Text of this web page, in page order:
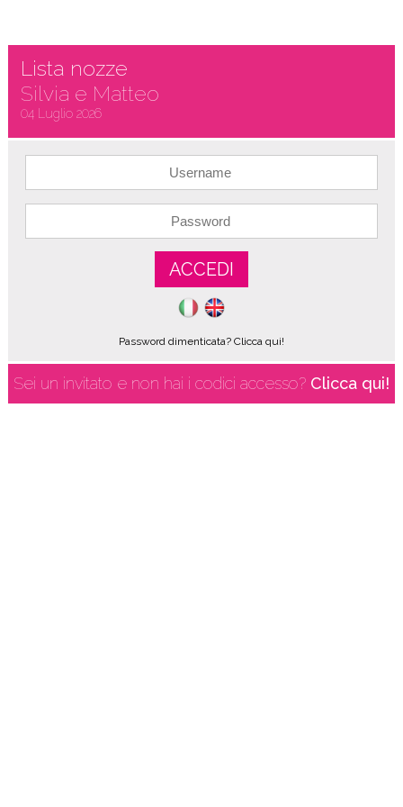
Lista nozze
Silvia e Matteo
04 Luglio 2026
ACCEDI
Password dimenticata? Clicca qui!
Sei un invitato e non hai i codici accesso? Clicca qui!